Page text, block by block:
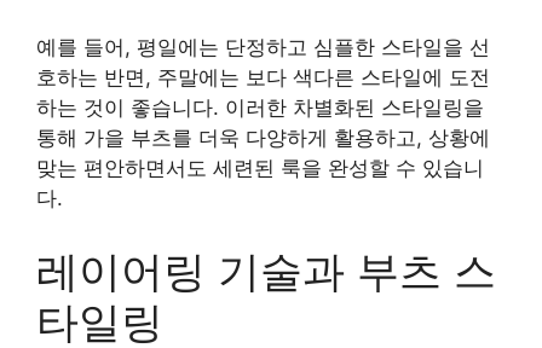
예를 들어, 평일에는 단정하고 심플한 스타일을 선
호하는 반면, 주말에는 보다 색다른 스타일에 도전
하는 것이 좋습니다. 이러한 차별화된 스타일링을
통해 가을 부츠를 더욱 다양하게 활용하고, 상황에
맞는 편안하면서도 세련된 룩을 완성할 수 있습니
다.
레이어링 기술과 부츠 스
타일링